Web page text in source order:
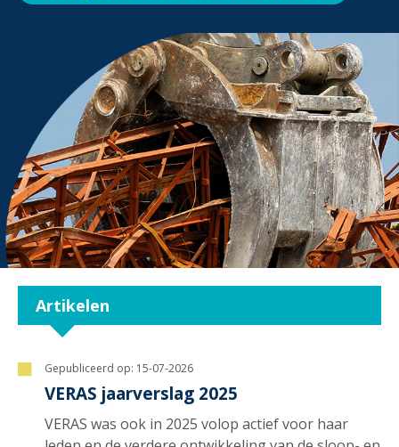
Artikelen
Gepubliceerd op: 15-07-2026
VERAS jaarverslag 2025
VERAS was ook in 2025 volop actief voor haar